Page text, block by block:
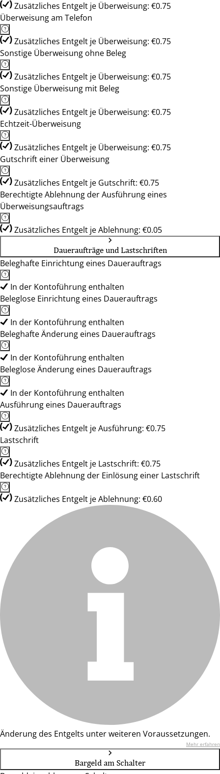
Zusätzliches Entgelt je Überweisung: €0.75
Überweisung am Telefon
Zusätzliches Entgelt je Überweisung: €0.75
Sonstige Überweisung ohne Beleg
Zusätzliches Entgelt je Überweisung: €0.75
Sonstige Überweisung mit Beleg
Zusätzliches Entgelt je Überweisung: €0.75
Echtzeit-Überweisung
Zusätzliches Entgelt je Überweisung: €0.75
Gutschrift einer Überweisung
Zusätzliches Entgelt je Gutschrift: €0.75
Berechtigte Ablehnung der Ausführung eines
Überweisungsauftrags
Zusätzliches Entgelt je Ablehnung: €0.05
Daueraufträge und Lastschriften
Beleghafte Einrichtung eines Dauerauftrags
In der Kontoführung enthalten
Beleglose Einrichtung eines Dauerauftrags
In der Kontoführung enthalten
Beleghafte Änderung eines Dauerauftrags
In der Kontoführung enthalten
Beleglose Änderung eines Dauerauftrags
In der Kontoführung enthalten
Ausführung eines Dauerauftrags
Zusätzliches Entgelt je Ausführung: €0.75
Lastschrift
Zusätzliches Entgelt je Lastschrift: €0.75
Berechtigte Ablehnung der Einlösung einer Lastschrift
Zusätzliches Entgelt je Ablehnung: €0.60
Änderung des Entgelts unter weiteren Voraussetzungen.
Mehr erfahren
Bargeld am Schalter